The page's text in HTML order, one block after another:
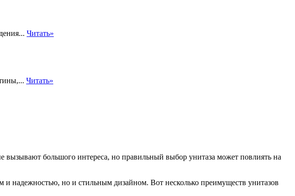
Читать»
Читать»
большого интереса, но правильный выбор унитаза может повлиять на
и надежностью, но и стильным дизайном. Вот несколько преимуществ унитазов